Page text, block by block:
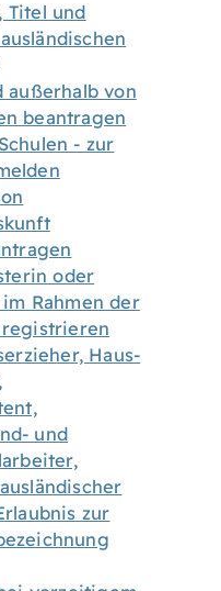
Titel und
von
beantragen
- zur
oder
Rahmen der
registrieren
Haus-
und
zur